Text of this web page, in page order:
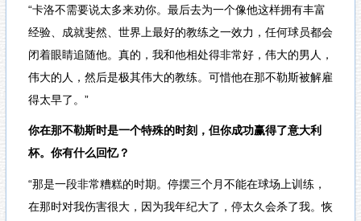
“卡洛不需要说太多来劝你。最后去为一个像他这样拥有丰富
经验、成就斐然、世界上最好的教练之一效力，任何球员都会
闭着眼睛追随他。真的，我和他相处得非常好，伟大的男人，
伟大的人，然后是极其伟大的教练。可惜他在那不勒斯被解雇
得太早了。”
你在那不勒斯时是一个特殊的时刻，但你成功赢得了意大利
杯。你有什么回忆？
“那是一段非常糟糕的时期。停摆三个月不能在球场上训练，
在那时对我伤害很大，因为我年纪大了，停太久会杀了我。恢